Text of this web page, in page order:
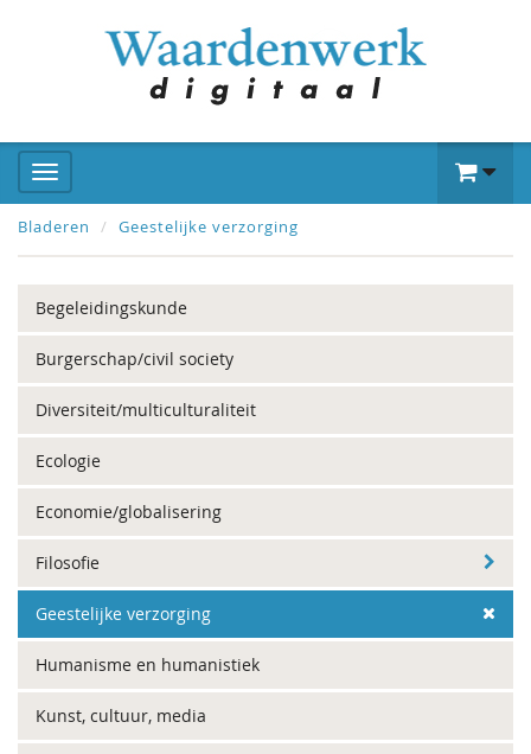
Bladeren Geestelijke verzorging
Begeleidingskunde
Burgerschap/civil society
Diversiteit/multiculturaliteit
Ecologie
Economie/globalisering
Filosofie
Geestelijke verzorging
Humanisme en humanistiek
Kunst, cultuur, media